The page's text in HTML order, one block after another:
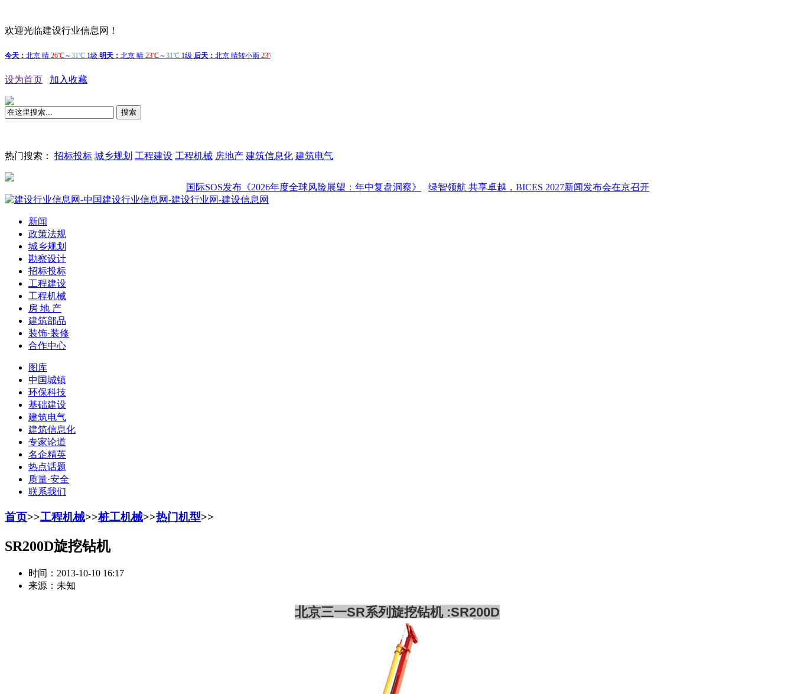
欢迎光临建设行业信息网！
设为首页 加入收藏
搜索
热门搜索： 招标投标 城乡规划 工程建设 工程机械 房地产 建筑信息化 建筑电气
国际SOS发布《2026年度全球风险展望：年中复盘洞察》 绿智领航 共享卓越，BICES 2027新闻发布会在京召开
新闻
政策法规
城乡规划
勘察设计
招标投标
工程建设
工程机械
房 地 产
建筑部品
装饰·装修
合作中心
图库
中国城镇
环保科技
基础建设
建筑电气
建筑信息化
专家论道
名企精英
热点话题
质量·安全
联系我们
首页>>工程机械>>桩工机械>>热门机型>>
SR200D旋挖钻机
时间：2013-10-10 16:17
来源：未知
北京三一SR系列旋挖钻机 :SR200D